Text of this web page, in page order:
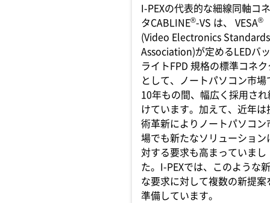
I-PEXの代表的な細線同軸コ
タCABLINE®-VS は、 VESA®
(Video Electronics Standards
Association)が定めるLEDバ
ライトFPD 規格の標準コネ
として、ノートパソコン市場
10年もの間、幅広く採用さ
けています。加えて、近年は
術革新によりノートパソコン
場でも新たなソリューション
対する要求も高まっていまし
た。I-PEXでは、このような
な要求に対して複数の新提案
準備しています。